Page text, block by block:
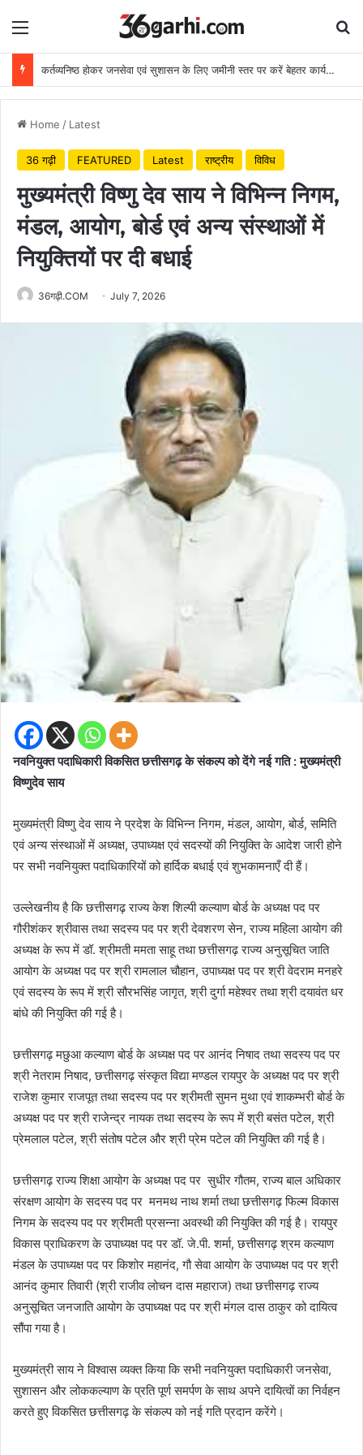
Menu
कर्तव्यनिष्ठ होकर जनसेवा एवं सुशासन के लिए जमीनी स्तर पर करें बेहतर कार्य: मुख्यमंत्री
Home / Latest
36 गढ़ी FEATURED Latest राष्ट्रीय विविध
मुख्यमंत्री विष्णु देव साय ने विभिन्न निगम,
मंडल, आयोग, बोर्ड एवं अन्य संस्थाओं में
नियुक्तियों पर दी बधाई
36गढ़ी.COM July 7, 2026
नवनियुक्त पदाधिकारी विकसित छत्तीसगढ़ के संकल्प को देंगे नई गति : मुख्यमंत्री
विष्णुदेव साय
मुख्यमंत्री विष्णु देव साय ने प्रदेश के विभिन्न निगम, मंडल, आयोग, बोर्ड, समिति
एवं अन्य संस्थाओं में अध्यक्ष, उपाध्यक्ष एवं सदस्यों की नियुक्ति के आदेश जारी होने
पर सभी नवनियुक्त पदाधिकारियों को हार्दिक बधाई एवं शुभकामनाएँ दी हैं।
उल्लेखनीय है कि छत्तीसगढ़ राज्य केश शिल्पी कल्याण बोर्ड के अध्यक्ष पद पर
गौरीशंकर श्रीवास तथा सदस्य पद पर श्री देवशरण सेन, राज्य महिला आयोग की
अध्यक्ष के रूप में डॉ. श्रीमती ममता साहू तथा छत्तीसगढ़ राज्य अनुसूचित जाति
आयोग के अध्यक्ष पद पर श्री रामलाल चौहान, उपाध्यक्ष पद पर श्री वेदराम मनहरे
एवं सदस्य के रूप में श्री सौरभसिंह जागृत, श्री दुर्गा महेश्वर तथा श्री दयावंत धर
बांधे की नियुक्ति की गई है।
छत्तीसगढ़ मछुआ कल्याण बोर्ड के अध्यक्ष पद पर आनंद निषाद तथा सदस्य पद पर
श्री नेतराम निषाद, छत्तीसगढ़ संस्कृत विद्या मण्डल रायपुर के अध्यक्ष पद पर श्री
राजेश कुमार राजपूत तथा सदस्य पद पर श्रीमती सुमन मुथा एवं शाकम्भरी बोर्ड के
अध्यक्ष पद पर श्री राजेन्द्र नायक तथा सदस्य के रूप में श्री बसंत पटेल, श्री
प्रेमलाल पटेल, श्री संतोष पटेल और श्री प्रेम पटेल की नियुक्ति की गई है।
छत्तीसगढ़ राज्य शिक्षा आयोग के अध्यक्ष पद पर सुधीर गौतम, राज्य बाल अधिकार
संरक्षण आयोग के सदस्य पद पर मनमथ नाथ शर्मा तथा छत्तीसगढ़ फिल्म विकास
निगम के सदस्य पद पर श्रीमती प्रसन्ना अवस्थी की नियुक्ति की गई है। रायपुर
विकास प्राधिकरण के उपाध्यक्ष पद पर डॉ. जे.पी. शर्मा, छत्तीसगढ़ श्रम कल्याण
मंडल के उपाध्यक्ष पद पर किशोर महानंद, गौ सेवा आयोग के उपाध्यक्ष पद पर श्री
आनंद कुमार तिवारी (श्री राजीव लोचन दास महाराज) तथा छत्तीसगढ़ राज्य
अनुसूचित जनजाति आयोग के उपाध्यक्ष पद पर श्री मंगल दास ठाकुर को दायित्व
सौंपा गया है।
मुख्यमंत्री साय ने विश्वास व्यक्त किया कि सभी नवनियुक्त पदाधिकारी जनसेवा,
सुशासन और लोककल्याण के प्रति पूर्ण समर्पण के साथ अपने दायित्वों का निर्वहन
करते हुए विकसित छत्तीसगढ़ के संकल्प को नई गति प्रदान करेंगे।